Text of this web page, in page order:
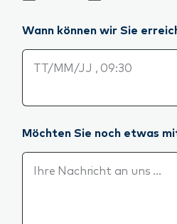
Wann können wir Sie
Möchten Sie noch etwas